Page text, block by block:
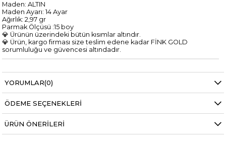
Maden: ALTIN
Maden Ayarı: 14 Ayar
Ağırlık: 2,97 gr
Parmak Ölçüsü :15 boy
💎 Ürünün üzerindeki bütün kısımlar altındır.
💎 Ürün, kargo firması size teslim edene kadar FİNK GOLD
sorumluluğu ve güvencesi altındadır.
YORUMLAR(0)
ÖDEME SEÇENEKLERI
ÜRÜN ÖNERILERI